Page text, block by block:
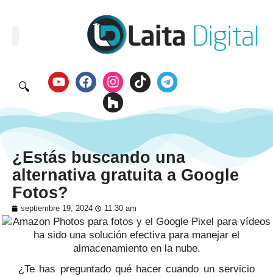
🔍
¿Estás buscando una
alternativa gratuita a Google
Fotos?
septiembre 19, 2024 11:30 am
¿Te has preguntado qué hacer cuando un servicio